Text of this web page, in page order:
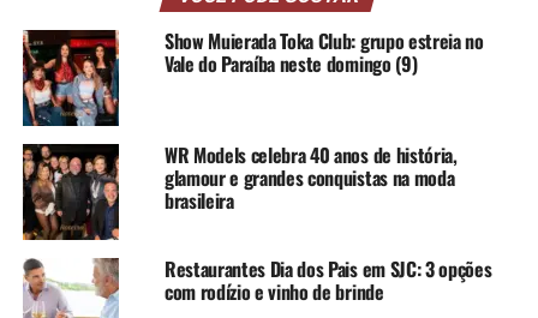
Show Muierada Toka Club: grupo estreia no
Vale do Paraíba neste domingo (9)
WR Models celebra 40 anos de história,
glamour e grandes conquistas na moda
brasileira
Restaurantes Dia dos Pais em SJC: 3 opções
com rodízio e vinho de brinde